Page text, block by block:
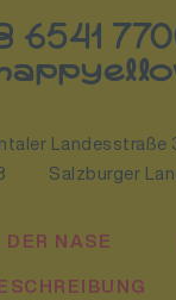
6541
Landesstraße
Salzburger
DER NASE